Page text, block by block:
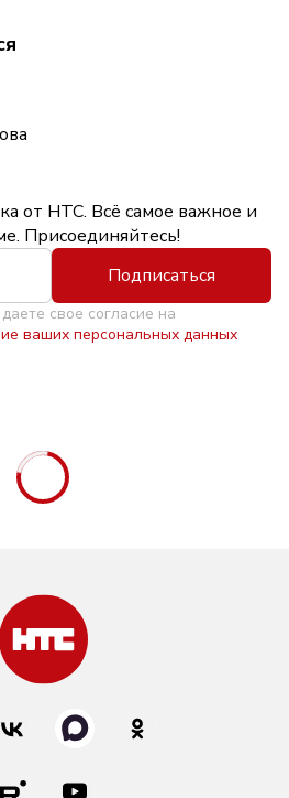
от НТС. Всё самое важное и
Присоединяйтесь!
Подписаться
свое согласие на
ваших персональных данных